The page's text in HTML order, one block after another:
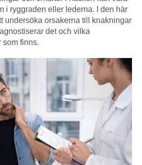
i ryggraden eller lederna. I den här
undersöka orsakerna till knakningar
det och vilka
som finns.